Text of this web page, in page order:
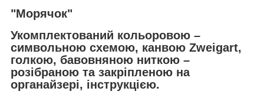
"Морячок"
Укомплектований кольоровою –
символьною схемою, канвою Zweigart,
голкою, бавовняною ниткою –
розібраною та закріпленою на
органайзері, інструкцією.